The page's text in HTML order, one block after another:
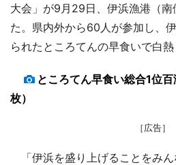
大会」が9月29日、伊浜漁港（
た。県内外から60人が参加し、
られたところてんの早食いで白熱
ところてん早食い総合1位
枚）
［広告］
「伊浜を盛り上げることをみ